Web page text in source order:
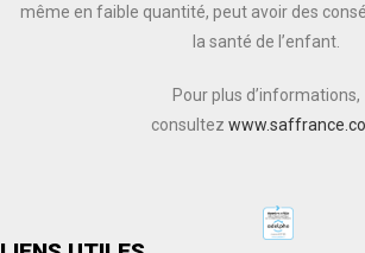
même en faible quantité, peut avoir des
la santé de l’enfant.
Pour plus d’informations,
consultez